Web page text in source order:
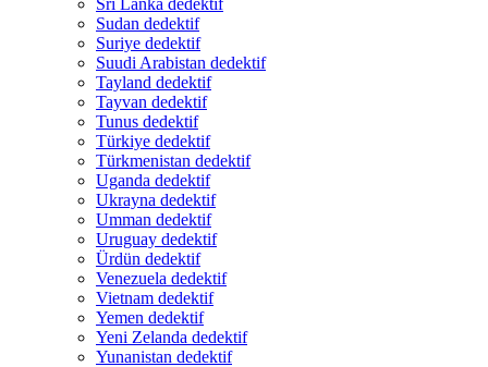
Sudan dedektif
Suriye dedektif
Suudi Arabistan dedektif
Tayland dedektif
Tayvan dedektif
Tunus dedektif
Türkiye dedektif
Türkmenistan dedektif
Uganda dedektif
Ukrayna dedektif
Umman dedektif
Uruguay dedektif
Ürdün dedektif
Venezuela dedektif
Vietnam dedektif
Yemen dedektif
Yeni Zelanda dedektif
Yunanistan dedektif